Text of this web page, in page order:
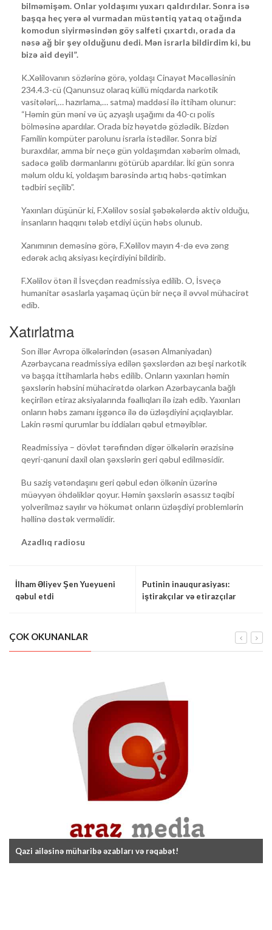
bilməmişəm. Onlar yoldaşımı yuxarı qaldırdılar. Sonra isə
başqa heç yerə əl vurmadan müstəntiq yataq otağında
komodun siyirməsindən göy salfeti çıxartdı, orada da
nəsə ağ bir şey olduğunu dedi. Mən israrla bildirdim ki, bu
bizə aid deyil”.
K.Xəlilovanın sözlərinə görə, yoldaşı Cinayət Məcəlləsinin
234.4.3-cü (Qanunsuz olaraq küllü miqdarda narkotik
vasitələri,… hazırlama,… satma) maddəsi ilə ittiham olunur:
“Həmin gün məni və üç azyaşlı uşağımı da 40-cı polis
bölməsinə apardılar. Orada biz həyətdə gözlədik. Bizdən
Familin kompüter parolunu israrla istədilər. Sonra bizi
buraxdılar, amma bir neçə gün yoldaşımdan xəbərim olmadı,
sadəcə gəlib dərmanlarını götürüb apardılar. İki gün sonra
məlum oldu ki, yoldaşım barəsində artıq həbs-qətimkan
tədbiri seçilib”.
Yaxınları düşünür ki, F.Xəlilov sosial şəbəkələrdə aktiv olduğu,
insanların haqqını tələb etdiyi üçün həbs olunub.
Xanımının deməsinə görə, F.Xəlilov mayın 4-də evə zəng
edərək aclıq aksiyası keçirdiyini bildirib.
F.Xəlilov ötən il İsveçdən readmissiya edilib. O, İsveçə
humanitar əsaslarla yaşamaq üçün bir neçə il əvvəl mühacirət
edib.
Xatırlatma
Son illər Avropa ölkələrindən (əsasən Almaniyadan)
Azərbaycana readmissiya edilən şəxslərdən azı beşi narkotik
və başqa ittihamlarla həbs edilib. Onların yaxınları həmin
şəxslərin həbsini mühacirətdə olarkən Azərbaycanla bağlı
keçirilən etiraz aksiyalarında fəallıqları ilə izah edib. Yaxınları
onların həbs zamanı işgəncə ilə də üzləşdiyini açıqlayıblar.
Lakin rəsmi qurumlar bu iddiaları qəbul etməyiblər.
Readmissiya – dövlət tərəfindən digər ölkələrin ərazisinə
qeyri-qanuni daxil olan şəxslərin geri qəbul edilməsidir.
Bu saziş vətəndaşını geri qəbul edən ölkənin üzərinə
müəyyən öhdəliklər qoyur. Həmin şəxslərin əsassız təqibi
yolverilməz sayılır və hökumət onların üzləşdiyi problemlərin
həllinə dəstək verməlidir.
Azadlıq radiosu
İlham Əliyev Şen Yueyueni
qəbul etdi
Putinin inauqurasiyası:
iştirakçılar və etirazçılar
ÇOK OKUNANLAR
Qazi ailəsinə müharibə əzabları və rəqabət!